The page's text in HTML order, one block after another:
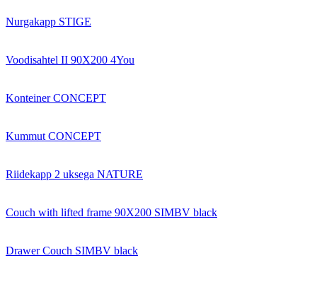
Nurgakapp STIGE
Voodisahtel II 90X200 4You
Konteiner CONCEPT
Kummut CONCEPT
Riidekapp 2 uksega NATURE
Couch with lifted frame 90X200 SIMBV black
Drawer Couch SIMBV black